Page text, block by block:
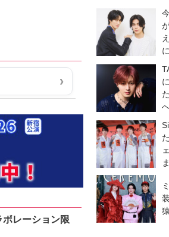
レーション限